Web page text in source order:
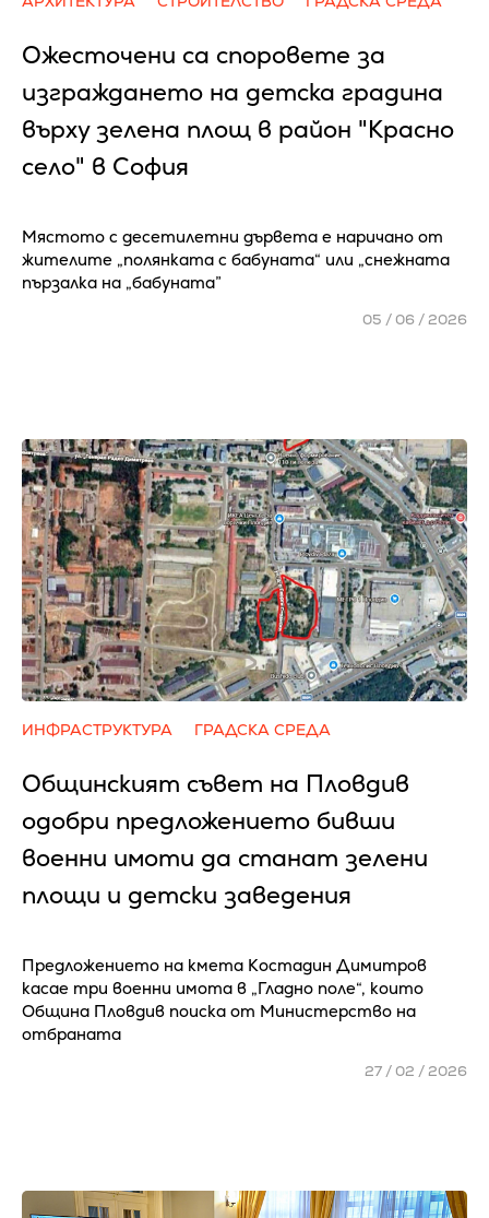
Ожесточени са споровете за
изграждането на детска градина
върху зелена площ в район "Красно
село" в София
Мястото с десетилетни дървета е наричано от
жителите „полянката с бабуната“ или „снежната
пързалка на „бабуната”
05 / 06 / 2026
ИНФРАСТРУКТУРА ГРАДСКА СРЕДА
Общинският съвет на Пловдив
одобри предложението бивши
военни имоти да станат зелени
площи и детски заведения
Предложението на кмета Костадин Димитров
касае три военни имота в „Гладно поле“, които
Община Пловдив поиска от Министерство на
отбраната
27 / 02 / 2026